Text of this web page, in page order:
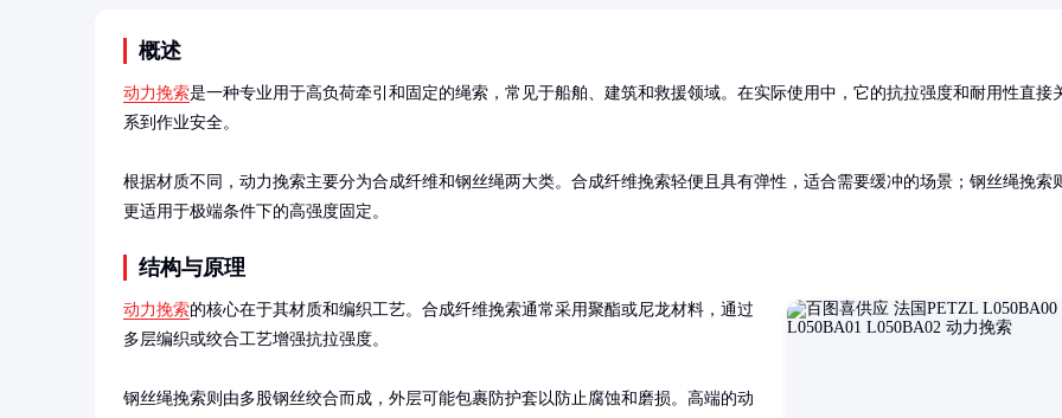
概述
动力挽索是一种专业用于高负荷牵引和固定的绳索，常见于船舶、建筑和救援领域。在实际使用中，它的抗拉强度和耐用性直接
系到作业安全。
根据材质不同，动力挽索主要分为合成纤维和钢丝绳两大类。合成纤维挽索轻便且具有弹性，适合需要缓冲的场景；钢丝绳挽索
更适用于极端条件下的高强度固定。
结构与原理
动力挽索的核心在于其材质和编织工艺。合成纤维挽索通常采用聚酯或尼龙材料，通过
多层编织或绞合工艺增强抗拉强度。
钢丝绳挽索则由多股钢丝绞合而成，外层可能包裹防护套以防止腐蚀和磨损。高端的动